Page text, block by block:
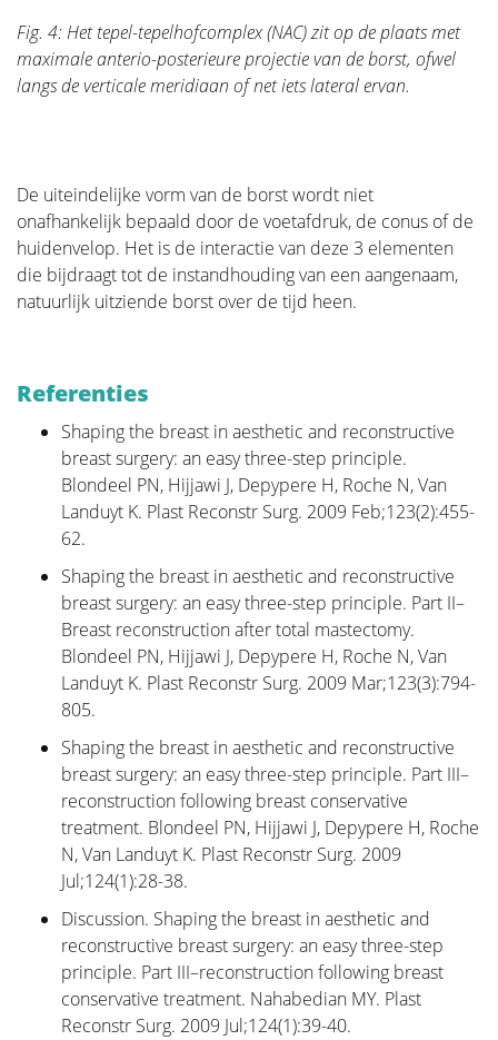
Fig. 4: Het tepel-tepelhofcomplex (NAC) zit op de plaats met
maximale anterio-posterieure projectie van de borst, ofwel
langs de verticale meridiaan of net iets lateral ervan.
De uiteindelijke vorm van de borst wordt niet
onafhankelijk bepaald door de voetafdruk, de conus of de
huidenvelop. Het is de interactie van deze 3 elementen
die bijdraagt tot de instandhouding van een aangenaam,
natuurlijk uitziende borst over de tijd heen.
Referenties
Shaping the breast in aesthetic and reconstructive
breast surgery: an easy three-step principle.
Blondeel PN, Hijjawi J, Depypere H, Roche N, Van
Landuyt K. Plast Reconstr Surg. 2009 Feb;123(2):455-
62.
Shaping the breast in aesthetic and reconstructive
breast surgery: an easy three-step principle. Part II–
Breast reconstruction after total mastectomy.
Blondeel PN, Hijjawi J, Depypere H, Roche N, Van
Landuyt K. Plast Reconstr Surg. 2009 Mar;123(3):794-
805.
Shaping the breast in aesthetic and reconstructive
breast surgery: an easy three-step principle. Part III–
reconstruction following breast conservative
treatment. Blondeel PN, Hijjawi J, Depypere H, Roche
N, Van Landuyt K. Plast Reconstr Surg. 2009
Jul;124(1):28-38.
Discussion. Shaping the breast in aesthetic and
reconstructive breast surgery: an easy three-step
principle. Part III–reconstruction following breast
conservative treatment. Nahabedian MY. Plast
Reconstr Surg. 2009 Jul;124(1):39-40.